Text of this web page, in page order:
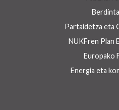
Partaidetza eta
NUKFren Plan
Europako
Energia eta